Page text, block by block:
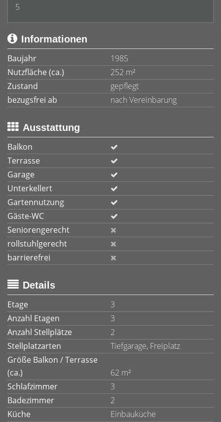
5
Informationen
Baujahr
1985
Nutzfläche (ca.)
252 m²
Zustand
gepflegt
bezugsfrei ab
nach Vereinbarung
Ausstattung
Balkon
Terrasse
Garage
Unterkellert
Gartennutzung
Gäste-WC
Seniorengerecht
rollstuhlgerecht
barrierefrei
Details
Etage
3
Anzahl Etagen
3
Anzahl Stellplätze
2
Stellplatzarten
Tiefgarage, Freiplatz
Größe Balkon / Terrasse
(ca.)
62 m²
Schlafzimmer
3
Badezimmer
2
Küche
Einbauküche